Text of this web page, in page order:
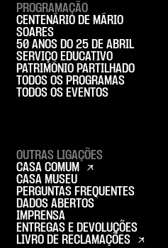
PROGRAMAÇÃO
CENTENÁRIO DE MÁRIO
SOARES
50 ANOS DO 25 DE ABRIL
SERVIÇO EDUCATIVO
PATRIMÓNIO PARTILHADO
TODOS OS PROGRAMAS
TODOS OS EVENTOS
OUTRAS LIGAÇÕES
CASA COMUM
CASA MUSEU
PERGUNTAS FREQUENTES
DADOS ABERTOS
IMPRENSA
ENTREGAS E DEVOLUÇÕES
LIVRO DE RECLAMAÇÕES